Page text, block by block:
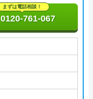
まずは電話相談！
0120-761-067